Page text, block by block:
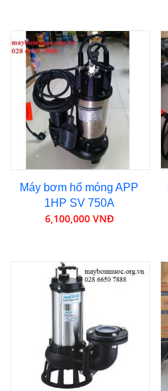
Máy bơm hố móng APP
1HP SV 750A
6,100,000 VNĐ